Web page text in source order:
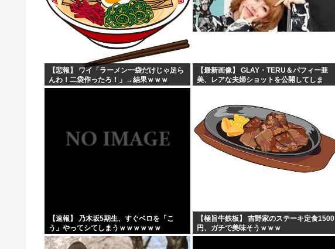
中国、技術者の出国を制限へ「国が危険と判断したら出国禁止...
【画像】移民のお値段、明らかになるwww
台風13号、沖縄通過後に950hPaから935hPaに強...
大石あきこ、政治活動の休止を宣言
富裕層の｢ペット離れ｣が止まらない・・・
エビやカニを想わせる濃密な旨味とコク…近所の公園でタダで...
【悲報】 ワイ「ラーメン一袋だけじゃ足ら
んわ！二袋作ったろ！」→結果ｗｗｗ
【最新画像】 GLAY・TERU＆パフィー亜
美、レアな夫婦ショットを公開してしま
【速報】 乃木坂5期生、すぐベロを「こ
う」やってシてしまうｗｗｗｗｗｗ
【極旨牛鉄板】 吉野家のステーキ定食1500
円、ガチで美味そうｗｗｗ